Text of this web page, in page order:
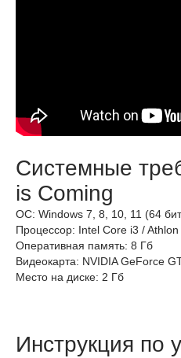
Системные
is Coming
ОС: Windows 7, 8, 10, 11 (64
Процессор: Intel Core i3 /
Оперативная память: 8 Гб
Видеокарта: NVIDIA GeForce
Место на диске: 2 Гб
Инструкция по